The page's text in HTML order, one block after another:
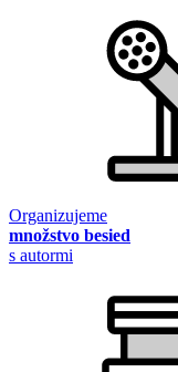
Organizujeme
množstvo besied
s autormi